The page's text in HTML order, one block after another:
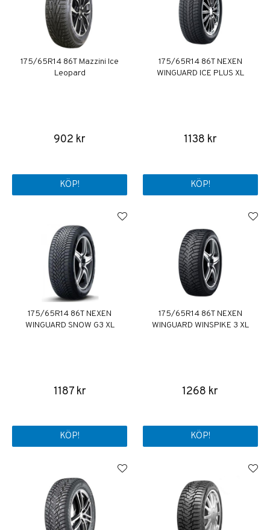
175/65R14 86T Mazzini Ice
Leopard
902 kr
KÖP!
175/65R14 86T NEXEN
WINGUARD ICE PLUS XL
1138 kr
KÖP!
175/65R14 86T NEXEN
WINGUARD SNOW G3 XL
1187 kr
KÖP!
175/65R14 86T NEXEN
WINGUARD WINSPIKE 3 XL
1268 kr
KÖP!